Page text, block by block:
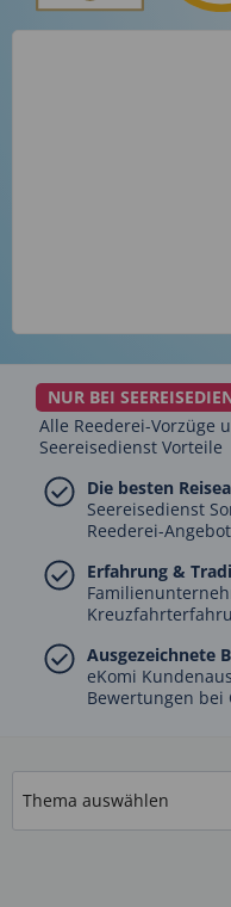
NUR BEI
Alle Reederei-Vorzüge
Seereisedienst Vorteile
Die besten
Seereisedienst
Reederei-
Erfahrung &
Ausgezeichnete
eKomi
Bewertungen bei